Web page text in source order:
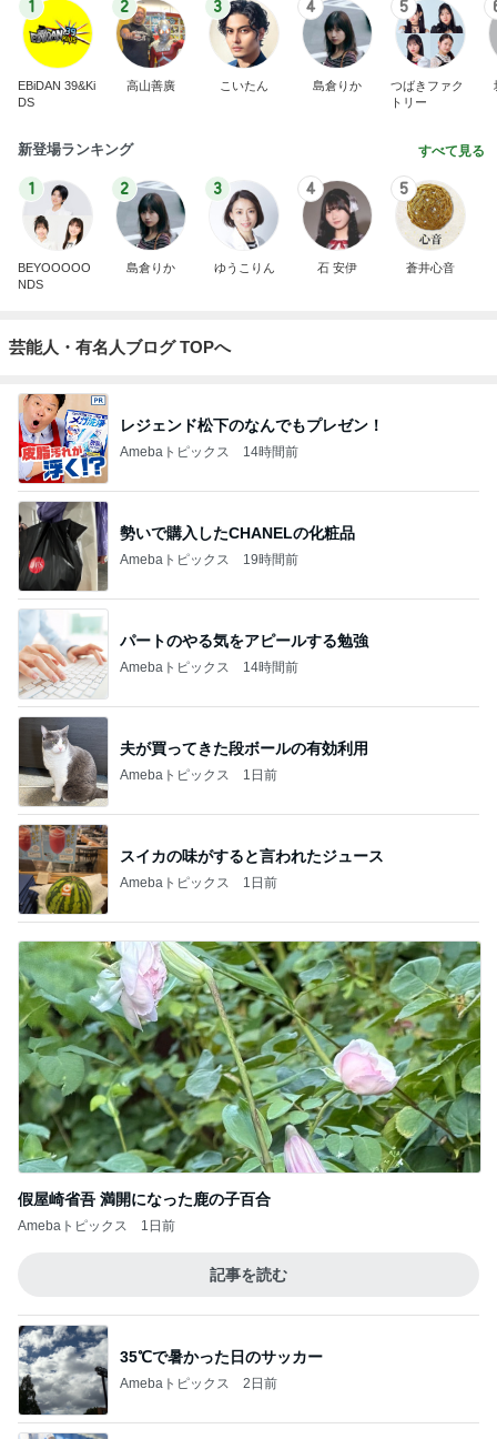
1
EBiDAN 39&Ki
DS
2
高山善廣
3
こいたん
4
島倉りか
5
つばきファク
トリー
新登場ランキング すべて見る
1
BEYOOOOO
NDS
2
島倉りか
3
ゆうこりん
4
石 安伊
5
蒼井心音
芸能人・有名人ブログ TOPへ
レジェンド松下のなんでもプレゼン！
Amebaトピックス 14時間前
勢いで購入したCHANELの化粧品
Amebaトピックス 19時間前
パートのやる気をアピールする勉強
Amebaトピックス 14時間前
夫が買ってきた段ボールの有効利用
Amebaトピックス 1日前
スイカの味がすると言われたジュース
Amebaトピックス 1日前
假屋崎省吾 満開になった鹿の子百合
Amebaトピックス 1日前
記事を読む
35℃で暑かった日のサッカー
Amebaトピックス 2日前